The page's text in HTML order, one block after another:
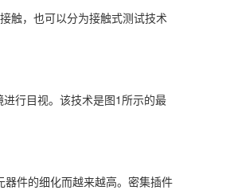
触，也可以分为接触式测试技术
行目视。该技术是图1所示的最
件的细化而越来越高。密集插件